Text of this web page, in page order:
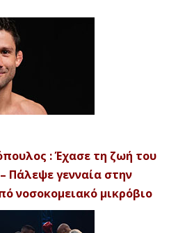
: Έχασε τη ζωή του
Πάλεψε γενναία στην
νοσοκομειακό μικρόβιο